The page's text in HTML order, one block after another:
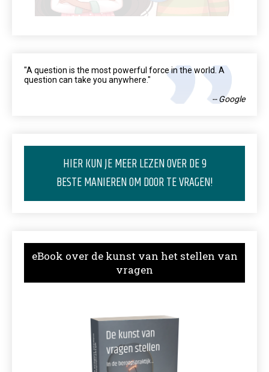
"A question is the most powerful force in the world. A
question can take you anywhere."
-- Google
HIER KUN JE MEER LEZEN OVER DE 9
BESTE MANIEREN OM DOOR TE VRAGEN!
eBook over de kunst van het stellen van
vragen